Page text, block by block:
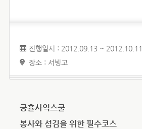
진행일시 : 2012.09.13 ~ 2012.10.11
장소 : 서빙고
긍휼사역스쿨
봉사와 섬김을 위한 필수코스